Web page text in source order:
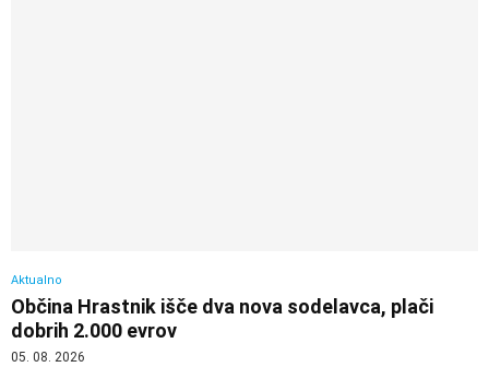
Aktualno
Občina Hrastnik išče dva nova sodelavca, plači
dobrih 2.000 evrov
05. 08. 2026